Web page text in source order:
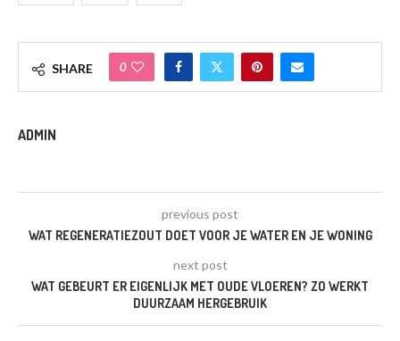
SHARE 0
ADMIN
previous post
WAT REGENERATIEZOUT DOET VOOR JE WATER EN JE WONING
next post
WAT GEBEURT ER EIGENLIJK MET OUDE VLOEREN? ZO WERKT
DUURZAAM HERGEBRUIK